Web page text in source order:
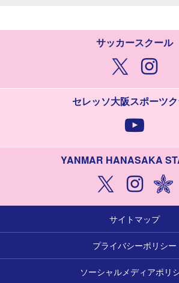
サッカースクール
セレッソ大阪スポーツ
YANMAR HANASAKA
サイトマップ
プライバシーポリシー
ソーシャルメディアポリ